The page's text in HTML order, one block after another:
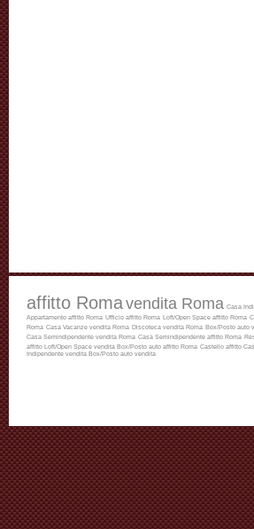
affitto Romavendita Roma Casa
Appartamento affitto Roma
Ufficio affitto Roma Loft/Open Space affitto Roma
Roma Casa Vacanze vendita Roma Discoteca vendita Roma Box/Posto auto
Casa Semindipendente vendita Roma Casa Semindipendente affitto Roma
affitto
Loft/Open Space vendita Box/Posto auto affitto Roma Castello affitto
Indipendente vendita Box/Posto auto vendita